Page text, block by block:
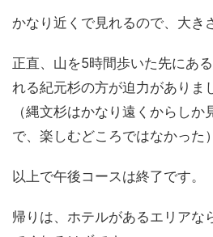
かなり近くで見れるので、大き
正直、山を5時間歩いた先にあ
れる紀元杉の方が迫力がありま
（縄文杉はかなり遠くからし
で、楽しむどころではなかった）
以上で午後コースは終了です。
帰りは、ホテルがあるエリアな